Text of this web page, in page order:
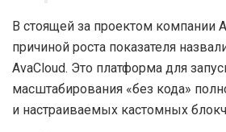
В стоящей за проектом компании
причиной роста показателя
AvaCloud. Это платформа для
масштабирования «без кода»
и настраиваемых кастомных